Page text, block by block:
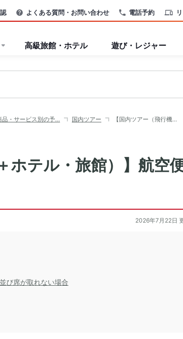
電話予約
よくある質問・お問い合わせ
高級旅館・ホテル 遊び・レジャー
品・サービス別の予… 国内ツアー
【国内ツアー（飛行機…
ホテル・旅館）】航空
2026年7月22日
び席が取れない場合